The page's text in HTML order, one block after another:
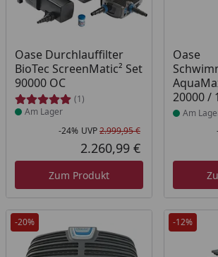
Oase Durchlauffilter
BioTec ScreenMatic² Set
90000 OC
(1)
Produkt am Lager
Am Lager
Rabatt in
-24% UVP2.999,95 €
Aktueller Preis
2.260,99 €
Zum Produkt
Oase
20000 /
Produkt
Am
-20% -12%